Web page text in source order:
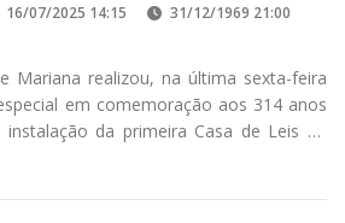
16/07/2025 14:15
31/12/1969 21:00
Mariana realizou, na última sexta-feira
em comemoração aos 314 anos
da primeira Casa de Leis de